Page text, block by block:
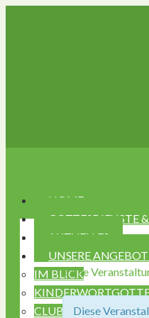
HOME
GOTTESDIENSTE
AKTUELLES
UNSERE
IM BLICK
CLUB CAFÉ ST.
« Alle
Diese